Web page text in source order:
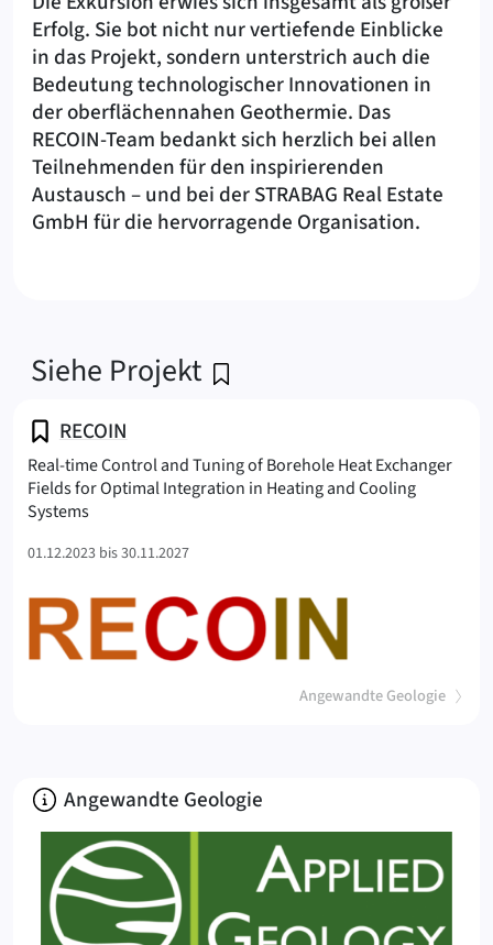
Erfolg. Sie bot nicht nur vertiefende Einblicke
in das Projekt, sondern unterstrich auch die
Bedeutung technologischer Innovationen in
der oberflächennahen Geothermie. Das
RECOIN-Team bedankt sich herzlich bei allen
Teilnehmenden für den inspirierenden
Austausch – und bei der STRABAG Real Estate
GmbH für die hervorragende Organisation.
Siehe Projekt
RECOIN
(Angewandte Geologie)
Real-time Control and Tuning of Borehole Heat Exchanger
Fields for Optimal Integration in Heating and Cooling
Systems(RECOIN
01.12.2023 bis 30.11.2027
Über
Angewandte Geologie